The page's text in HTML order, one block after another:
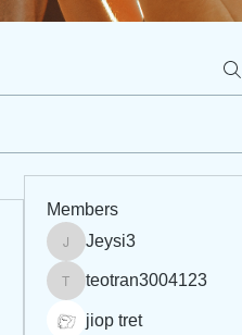
Members
Jeysi3
Jeysi3
teotran3004123
teotran3004123
jiop tret